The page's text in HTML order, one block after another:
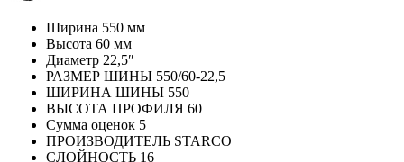
Ширина 550 мм
Высота 60 мм
Диаметр 22,5″
РАЗМЕР ШИНЫ 550/60-22,5
ШИРИНА ШИНЫ 550
ВЫСОТА ПРОФИЛЯ 60
Сумма оценок 5
ПРОИЗВОДИТЕЛЬ STARCO
СЛОЙНОСТЬ 16